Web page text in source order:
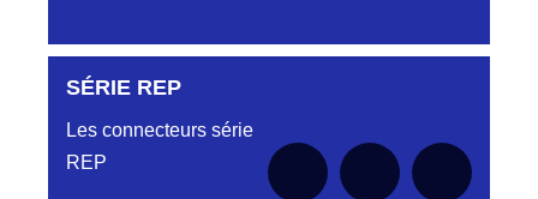
Aucune pièce disponible pour cette série pour
SÉRIE REP
Les connecteurs série
REP